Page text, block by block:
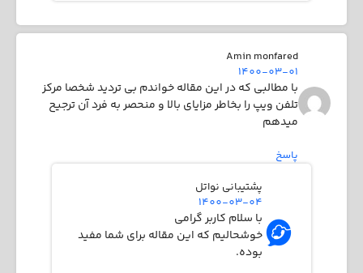
Amin monfared
1400-03-01
با مطالبی که در این مقاله خواندم بی تردید شخصا مرکز
تلفن ویپ را بخاطر مزایای بالا و منحصر به فرد آن ترجیح
میدهم
پاسخ
پشتیبانی نواتل
1400-03-04
با سلام کاربر گرامی
خوشحالیم که این مقاله برای شما مفید
بوده.